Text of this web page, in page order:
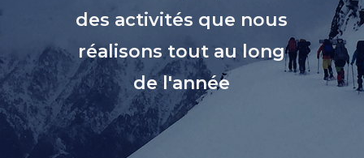
des activités que nous
réalisons tout au long
de l'année